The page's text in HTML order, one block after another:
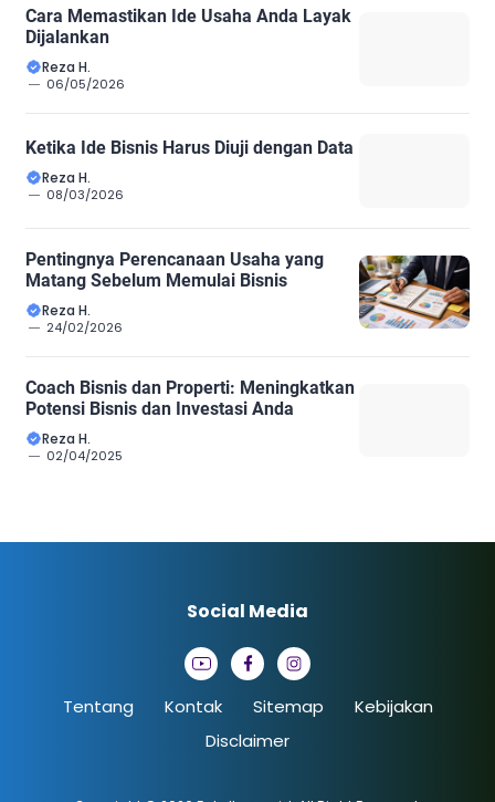
Cara Memastikan Ide Usaha Anda Layak
Dijalankan
Reza H.
06/05/2026
Ketika Ide Bisnis Harus Diuji dengan Data
Reza H.
08/03/2026
Pentingnya Perencanaan Usaha yang
Matang Sebelum Memulai Bisnis
Reza H.
24/02/2026
Coach Bisnis dan Properti: Meningkatkan
Potensi Bisnis dan Investasi Anda
Reza H.
02/04/2025
Tentang Kontak Sitemap
Kebijakan
Disclaimer
Social Media